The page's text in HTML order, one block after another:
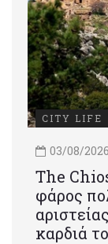
CITY LIFE
03/08/2026
Τhe
φάρος
καρδιά